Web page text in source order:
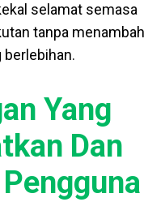
selamat semasa
tanpa menambah
berlebihan.
Yang
Dan